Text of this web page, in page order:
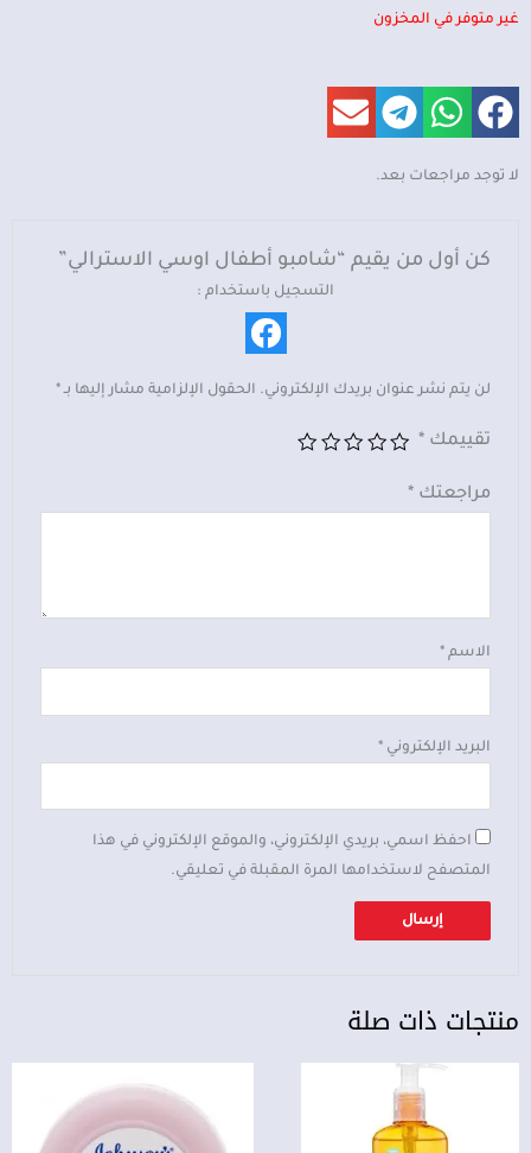
غير متوفر في المخزون
لا توجد مراجعات بعد.
كن أول من يقيم “شامبو أطفال اوسي الاسترالي”
التسجيل باستخدام :
لن يتم نشر عنوان بريدك الإلكتروني. الحقول الإلزامية مشار إليها بـ*
تقييمك *
مراجعتك *
الاسم*
البريد الإلكتروني *
احفظ اسمي، بريدي الإلكتروني، والموقع الإلكتروني في هذا
المتصفح لاستخدامها المرة المقبلة في تعليقي.
منتجات ذات صلة